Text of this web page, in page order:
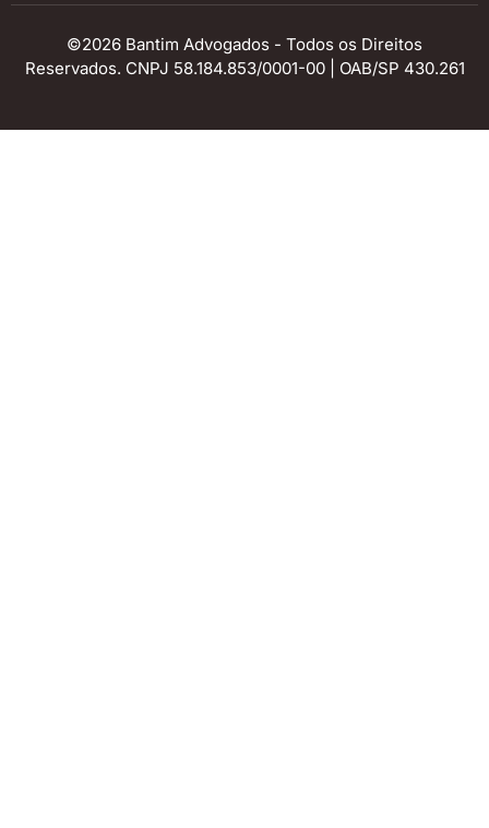
©2026 Bantim Advogados - Todos os Direitos
Reservados. CNPJ 58.184.853/0001-00 | OAB/SP 430.261